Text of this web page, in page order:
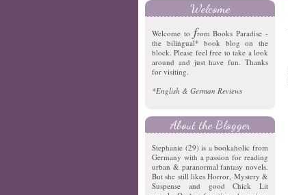
Welcome
Welcome to from Books Paradise -
the bilingual* book blog on the
block. Please feel free to take a look
around and just have fun. Thanks
for visiting.
*English & German Reviews
About the Blogger
Stephanie (29) is a bookaholic from
Germany with a passion for reading
urban & paranormal fantasy novels.
But she still likes Horror, Mystery &
Suspense and good Chick Lit